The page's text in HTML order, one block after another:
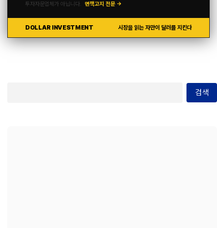
투자자문업체가 아닙니다. 면책고지 전문 →
DOLLAR INVESTMENT 시장을 읽는 자만이 달러를 지킨다
검색